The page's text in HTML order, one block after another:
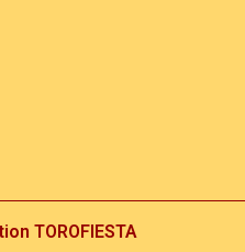
TOROFIESTA